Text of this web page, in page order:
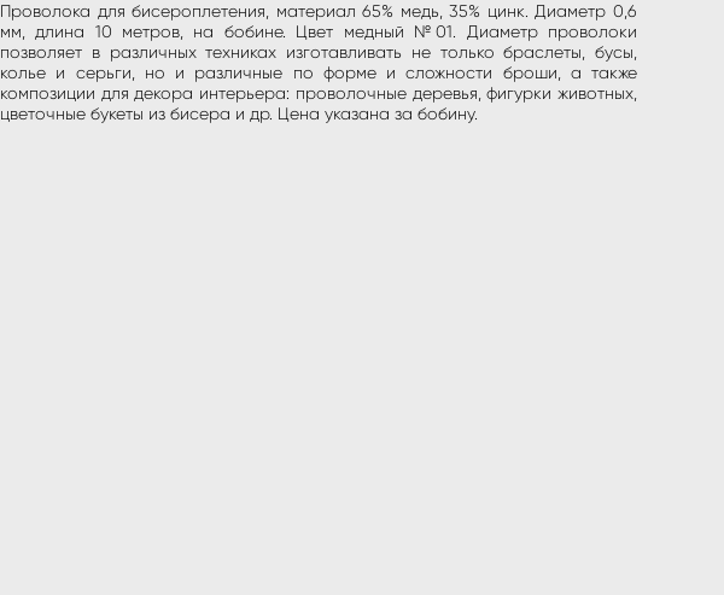
Проволока для бисероплетения, материал 65% медь, 35% цинк. Диаметр 0,6
мм, длина 10 метров, на бобине. Цвет медный №01. ​Диаметр проволоки
позволяет в различных техниках изготавливать не только браслеты, бусы,
колье и серьги, но и различные по форме и сложности броши, а также
композиции для декора интерьера: проволочные деревья, фигурки животных,
цветочные букеты из бисера и др. Цена указана за бобину.